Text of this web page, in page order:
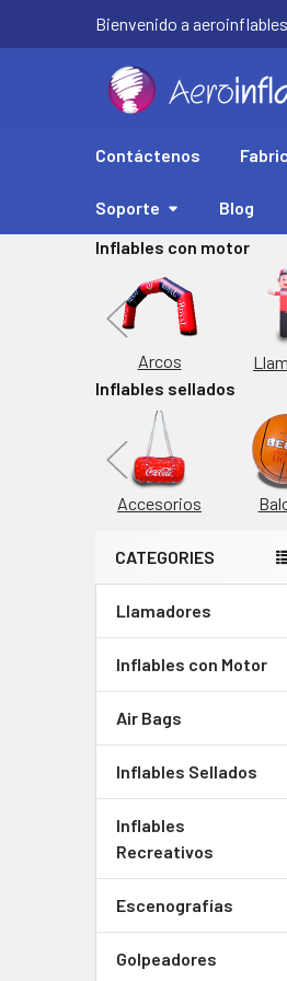
Bienvenido a
Contáctenos
Soporte
Blog
Inflables con motor
Arcos
Inflables sellados
Accesorios
Barra
lateral
CATEGORIES
Llamadores
Inflables con Motor
Air Bags
Inflables Sellados
Inflables
Recreativos
Escenografías
Golpeadores